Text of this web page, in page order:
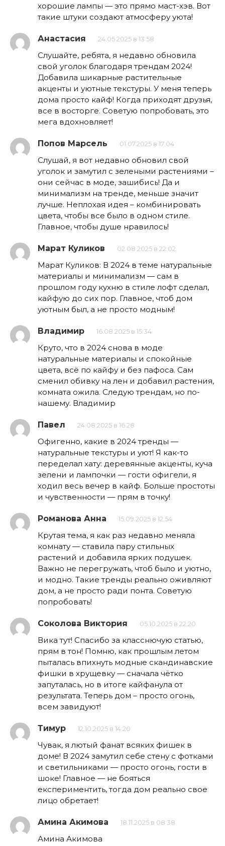
хорошие лампы — это прямо маст-хэв. Вот
такие штуки создают атмосферу уюта!
Анастасия 24.05.2025 в 13:58
Слушайте, ребята, я недавно обновила
свой уголок благодаря трендам 2024!
Добавила шикарные растительные
акценты и уютные текстуры. У меня теперь
дома просто кайф! Когда приходят друзья,
все в восторге. Советую попробовать, это
мега вдохновляет!
Попов Марсель 01.07.2025 в 17:04
Слушай, я вот недавно обновил свой
уголок и замутил с зелеными растениями –
они сейчас в моде, зашибись! Да и
минимализм на тренде, меньше значит
лучше. Неплохая идея – комбинировать
цвета, чтобы все было в одном стиле.
Главное, чтобы душе нравилось!
Марат Куликов 02.08.2025 в 22:02
Марат Куликов: В 2024 в теме натуральные
материалы и минимализм — сам в
прошлом году кухню в стиле лофт сделал,
кайфую до сих пор. Главное, чтоб дом
уютным был, а не просто модным!
Владимир 16.08.2025 в 15:34
Круто, что в 2024 снова в моде
натуральные материалы и спокойные
цвета, всё по кайфу и без пафоса. Сам
сменил обивку на лен и добавил растения,
комната ожила. Следую трендам, но по-
нашему. Владимир
Павел 24.08.2025 в 16:28
Офигенно, какие в 2024 тренды —
натуральные текстуры и уют! Я как-то
переделал хату: деревянные акценты, куча
зелени и лампочки — гости офигели, я
ходил весь вечер в кайф. Больше простоты
и чувственности — прям в точку!
Романова Анна 15.09.2025 в 12:54
Крутая тема, я как раз недавно меняла
комнату — ставила пару стильных
растений и добавила ярких подушек.
Важно не перегружать, чтоб было и уютно,
и модно. Такие тренды реально оживляют
дом, а не просто ради понта. Советую
попробовать!
Соколова Виктория 05.10.2025 в 22:20
Вика тут! Спасибо за класснючую статью,
прям в тон! Помню, как прошлым летом
пыталась впихнуть модные скандинавские
фишки в хрущевку — сначала чётко
запуталась, но в итоге кайфанула от
результата. Теперь дом – просто огонь,
всем завидуют!
Тимур 12.10.2025 в 14:20
Чувак, я лютый фанат всяких фишек в
доме! В 2024 замутил себе стену с фотками
и светильниками — просто огонь, гости в
шоке! Главное — не бояться
експериментить, тогда дом реально свое
лицо обретает!
Амина Акимова 18.11.2025 в 08:38
Амина Акимова